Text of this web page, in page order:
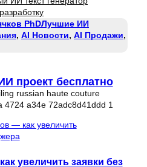
PhDЛучшие ИИ
, AI Новости, AI Продажи
проект бесплатно
увеличить заявки без